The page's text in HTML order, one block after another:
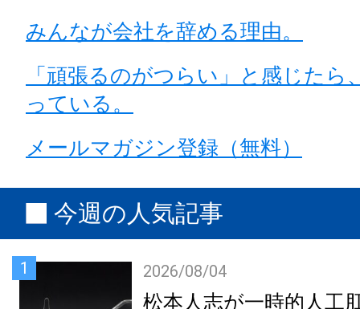
みんなが会社を辞める理由。
「頑張るのがつらい」と感じたら
っている。
メールマガジン登録（無料）
今週の人気記事
1 2026/08/04
松本人志が一時的人工